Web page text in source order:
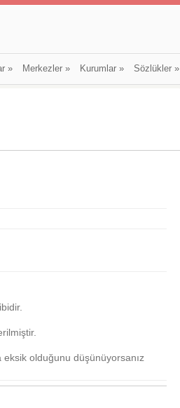
» Merkezler» Kurumlar» Sözlükler»
olduğunu düşünüyorsanız